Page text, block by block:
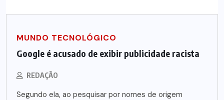
MUNDO TECNOLÓGICO
Google é acusado de exibir publicidade racista
REDAÇÃO
Segundo ela, ao pesquisar por nomes de origem